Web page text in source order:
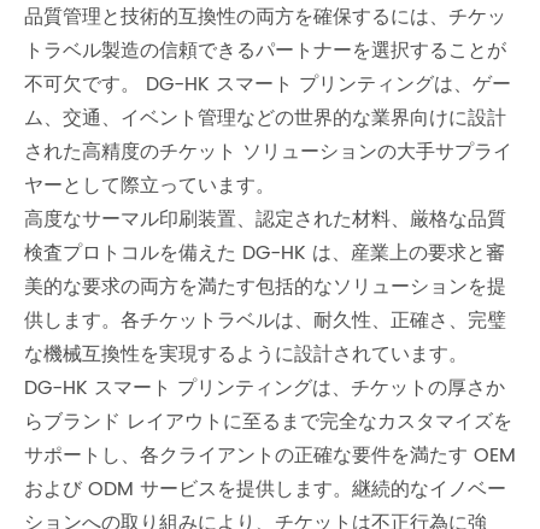
品質管理と技術的互換性の両方を確保するには、チケッ
トラベル製造の信頼できるパートナーを選択することが
不可欠です。 DG-HK スマート プリンティングは、ゲー
ム、交通、イベント管理などの世界的な業界向けに設計
された高精度のチケット ソリューションの大手サプライ
ヤーとして際立っています。
高度なサーマル印刷装置、認定された材料、厳格な品質
検査プロトコルを備えた DG-HK は、産業上の要求と審
美的な要求の両方を満たす包括的なソリューションを提
供します。各チケットラベルは、耐久性、正確さ、完璧
な機械互換性を実現するように設計されています。
DG-HK スマート プリンティングは、チケットの厚さか
らブランド レイアウトに至るまで完全なカスタマイズを
サポートし、各クライアントの正確な要件を満たす OEM
および ODM サービスを提供します。継続的なイノベー